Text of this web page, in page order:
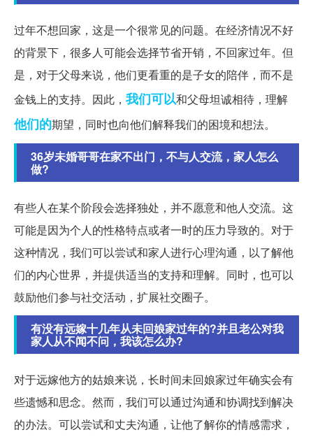
过年不想回家，这是一个很常见的问题。在经济情况不好
的背景下，很多人可能会选择节省开销，不回家过年。但
是，对于父母来说，他们更看重的是子女的陪伴，而不是
金钱上的支持。因此， 我们可以和父母坦诚相待，理解
他们的期望，同时也向他们解释我们的困境和想法。
36岁未婚哥哥在家不出门，不与人交流，家人怎么
做?
有些人在某个阶段会选择独处，并不愿意和他人交流。这
可能是因为个人的性格特点或者一时的压力导致的。对于
这种情况，我们可以尝试和家人进行心理沟通，以了解他
们的内心世界，并提供适当的支持和理解。同时，也可以
鼓励他们参与社交活动，扩展社交圈子。
有没有远嫁十几年从未回娘家过年的?并且老公对我
家人从不闻不问，我该怎么办?
对于远嫁他方的姑娘来说，长时间未回娘家过年确实会有
些遗憾和思念。然而，我们可以通过沟通和协调找到解决
的办法。可以尝试和丈夫沟通，让他了解你的情感需求，